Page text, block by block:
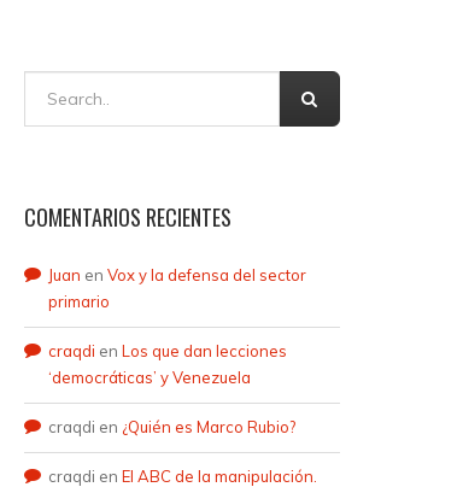
COMENTARIOS RECIENTES
Juan en Vox y la defensa del sector
primario
craqdi en Los que dan lecciones
‘democráticas’ y Venezuela
craqdi en ¿Quién es Marco Rubio?
craqdi en El ABC de la manipulación.